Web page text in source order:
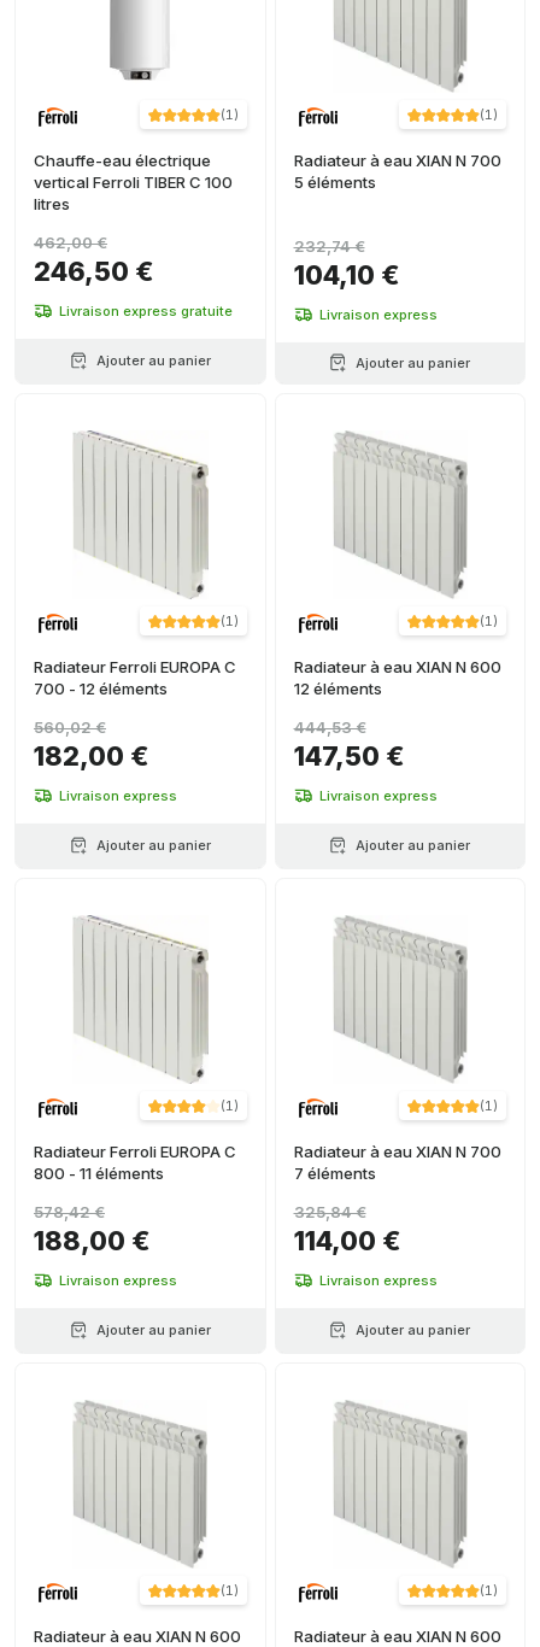
(1)
Chauffe-eau électrique
vertical Ferroli TIBER C 100
litres
246,50 €
462,00 €
Livraison express gratuite
Ajouter au panier
(1)
Radiateur à eau XIAN N 700
5 éléments
104,10 €
232,74 €
Livraison express
Ajouter au panier
(1)
Radiateur Ferroli EUROPA C
700 - 12 éléments
182,00 €
560,02 €
Livraison express
Ajouter au panier
(1)
Radiateur à eau XIAN N 600
12 éléments
147,50 €
444,53 €
Livraison express
Ajouter au panier
(1)
Radiateur Ferroli EUROPA C
800 - 11 éléments
188,00 €
578,42 €
Livraison express
Ajouter au panier
(1)
Radiateur à eau XIAN N 700
7 éléments
114,00 €
325,84 €
Livraison express
Ajouter au panier
(1)
Radiateur à eau XIAN N 600
(1)
Radiateur à eau XIAN N 600